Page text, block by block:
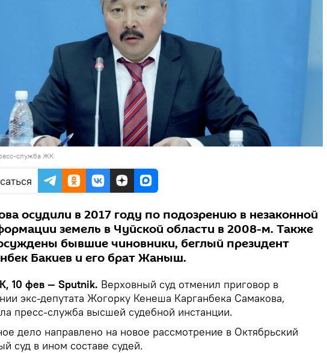
служба ЖК
осудили в 2017 году по подозрению в незаконной
земель в Чуйской области в 2008-м. Также
бывшие чиновники, беглый президент
Бакиев и его брат Жаныш.
10 фев — Sputnik. Верховный суд отменил приговор в
экс-депутата Жогорку Кенеша Карганбека Самакова,
пресс-служба высшей судебной инстанции.
дело направлено на новое рассмотрение в Октябрьский
суд в ином составе судей.